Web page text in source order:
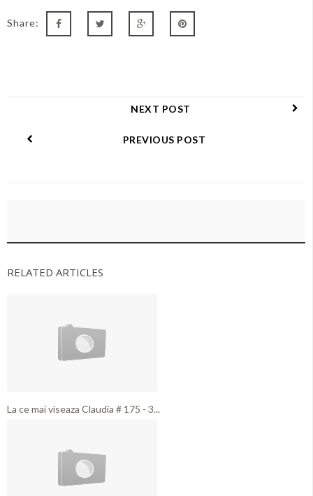
Share:
NEXT POST
PREVIOUS POST
RELATED ARTICLES
La ce mai viseaza Claudia # 175 - 3...